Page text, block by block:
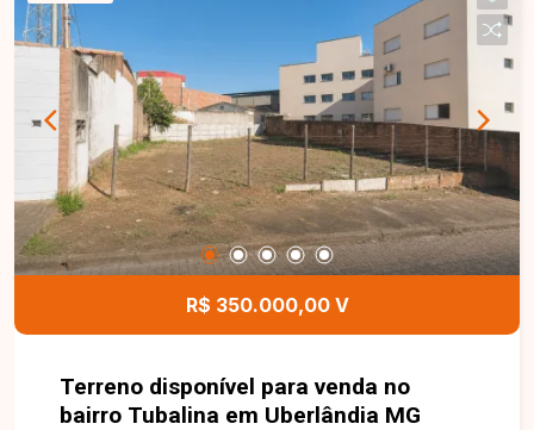
R$ 350.000,00 V
Terreno disponível para venda no
bairro Tubalina em Uberlândia MG